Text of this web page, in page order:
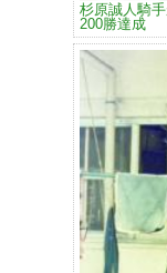
杉原誠人騎
200勝達成